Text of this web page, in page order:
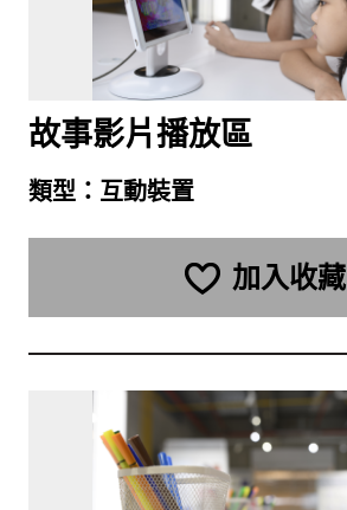
故事影片播放區
類型： 互動裝置
加入收藏